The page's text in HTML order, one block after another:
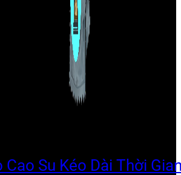
Cao Su Kéo Dài Thời